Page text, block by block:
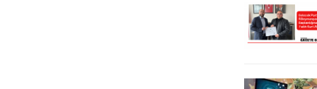
CHP’nin 81 ilinde eş zamanlı olarak
okunan mektup, Tekirdağ’da
Süleymanpaşa ilçesindeki Hasan
Etkinliğe CHP Tekirdağ il ve ilçe...